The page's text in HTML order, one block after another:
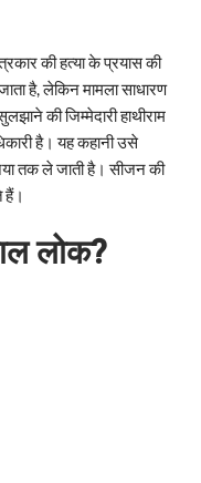
की हत्या के प्रयास की
है, लेकिन मामला साधारण
की जिम्मेदारी हाथीराम
है। यह कहानी उसे
तक ले जाती है। सीजन की
हैं।
लोक?